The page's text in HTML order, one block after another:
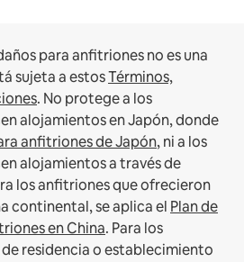
para anfitriones no es una
sujeta a estosTérminos,
. No protege a los
alojamientos en Japón, donde
anfitriones de Japón, ni a los
alojamientos a través de
los anfitriones que ofrecieron
continental, se aplica el Plan de
en China. Para los
residencia o establecimiento